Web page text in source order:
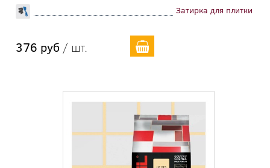
Затирка для плитки
376 руб / шт.